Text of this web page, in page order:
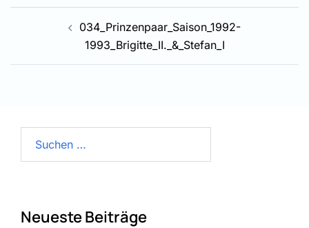
Beitragsnavigation
034_Prinzenpaar_Saison_1992-
1993_Brigitte_II._&_Stefan_I
nach:
Neueste Beiträge